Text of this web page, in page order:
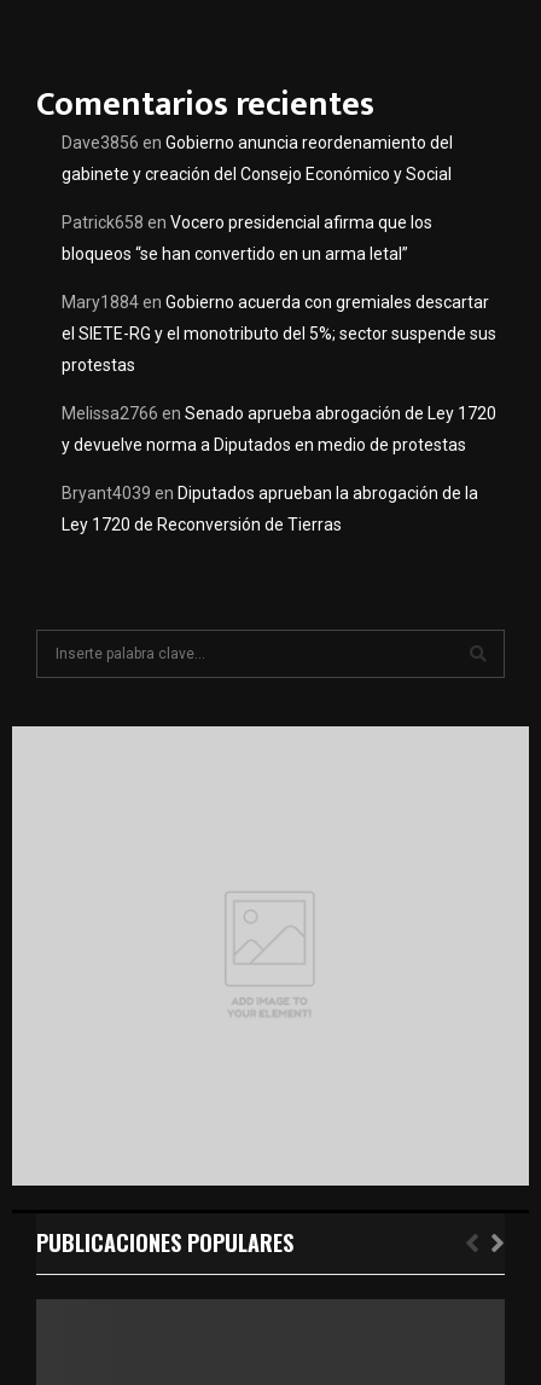
Comentarios recientes
Dave3856 en Gobierno anuncia reordenamiento del
gabinete y creación del Consejo Económico y Social
Patrick658 en Vocero presidencial afirma que los
bloqueos “se han convertido en un arma letal”
Mary1884en Gobierno acuerda con gremiales descartar
el SIETE-RG y el monotributo del 5%; sector suspende sus
protestas
Melissa2766 en Senado aprueba abrogación de Ley 1720
y devuelve norma a Diputados en medio de protestas
Bryant4039 en Diputados aprueban la abrogación de la
Ley 1720 de Reconversión de Tierras
PUBLICACIONES POPULARES